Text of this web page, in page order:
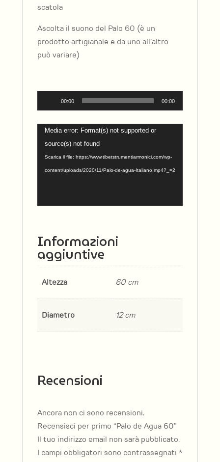
scatola
Ascolta il suono del Palo 60 (è un
prodotto artigianale e da uno all’altro
può variare)
Player
00:00 00:00
Video
Player
Media error: Format(s) not supported or
source(s) not found
Scarica il file: https://www.tibetstrumentiarmonici.com/wp-
content/uploads/2020/11/Palo-de-agua-Italiano.mp4?_=2
Informazioni
aggiuntive
Altezza 60 cm
Diametro 12 cm
Recensioni
Ancora non ci sono recensioni.
Recensisci per primo “Palo de Agua 60”
Il tuo indirizzo email non sarà pubblicato.
I campi obbligatori sono contrassegnati *